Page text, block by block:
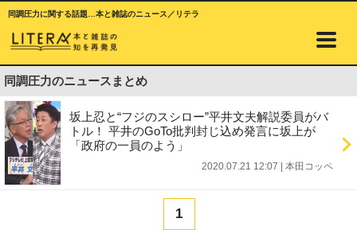
同調圧力に関する話題…本と雑誌のニュース／リテラ
同調圧力のニュースまとめ
坂上忍と“フジのスシロー”平井文夫解説委員がバ
トル！ 平井のGoTo批判封じ込め発言に坂上が
「政府の一員のよう」
2020.07.21 12:07 本田コッペ
1